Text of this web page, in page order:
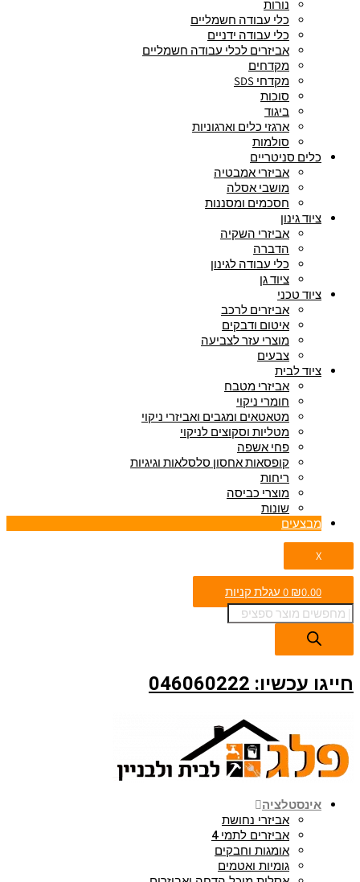
נורות
כלי עבודה חשמליים
כלי עבודה ידניים
אביזרים לכלי עבודה חשמליים
מקדחים
מקדחי SDS
סוכות
ביגוד
ארגזי כלים וארגוניות
סולמות
כלים סניטריים
אביזרי אמבטיה
מושבי אסלה
חסכמים ומסננות
ציוד גינון
אביזרי השקיה
הדברה
כלי עבודה לגינון
ציוד גן
ציוד טכני
אביזרים לרכב
איטום ודבקים
מוצרי עזר לצביעה
צבעים
ציוד לבית
אביזרי מטבח
חומרי ניקוי
מטאטאים ומגבים ואביזרי ניקוי
מטליות וסקוצים לניקוי
פחי אשפה
קופסאות אחסון סלסלאות וגיגיות
ריחות
מוצרי כביסה
שונות
מבצעים
X
₪0.00
0 עגלת קניות
חייגו עכשיו: 046060222
אינסטלציה
אביזרי נחושת
אביזרים לתמי 4
אומגות וחבקים
גומיות ואטמים